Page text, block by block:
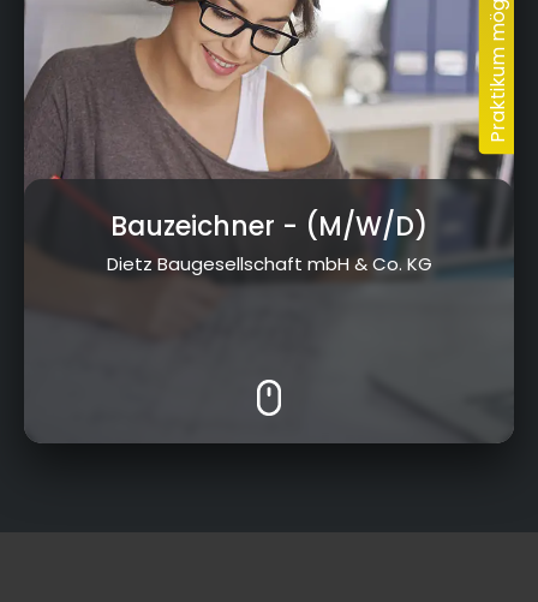
Bauzeichner - (M/W/D)
Dietz Baugesellschaft mbH & Co. KG